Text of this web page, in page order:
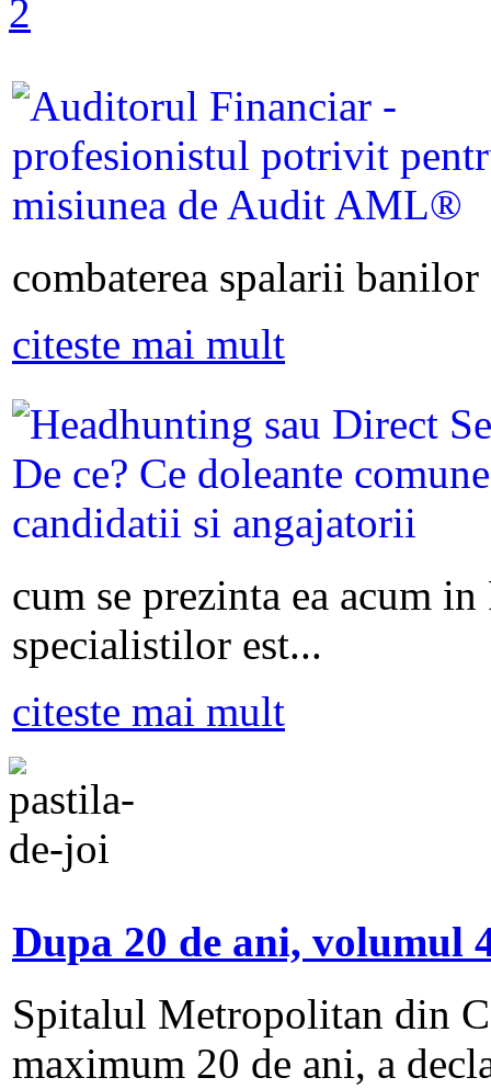
combaterea spalarii
citeste mai mult
cum se prezinta ea acum
specialistilor est...
citeste mai mult
Dupa 20 de ani, volumul
Spitalul Metropolitan din
maximum 20 de ani, a